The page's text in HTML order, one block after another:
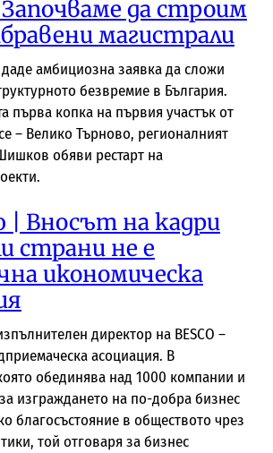
да строим
магистрали
амбициозна заявка да сложи
безвремие в България.
първа копка на първия участък от
– Велико Търново, регионалният
обяви рестарт на
Вносът на кадри
страни не е
икономическа
директор на BESCO –
асоциация. В
обединява над 1000 компании и
изграждането на по-добра бизнес
благосъстояние в обществото чрез
той отговаря за бизнес